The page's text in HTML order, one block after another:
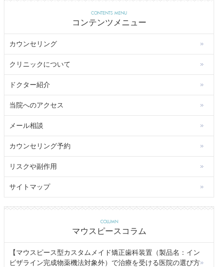
CONTENTS MENU
コンテンツメニュー
カウンセリング
クリニックについて
ドクター紹介
当院へのアクセス
メール相談
カウンセリング予約
リスクや副作用
サイトマップ
COLUMN
マウスピースコラム
【マウスピース型カスタムメイド矯正歯科装置（製品名：イン
ビザライン完成物薬機法対象外）で治療を受ける医院の選び方